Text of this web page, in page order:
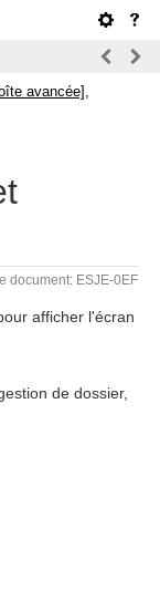
avancée],
document: ESJE-0EF
afficher l'écran
de dossier,